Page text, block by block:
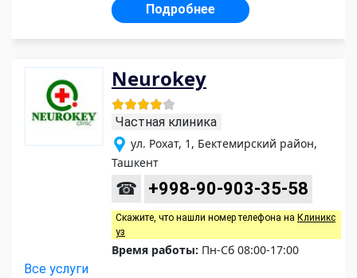
Подробнее
Neurokey
Частная клиника
ул. Рохат, 1, Бектемирский район,
Ташкент
☎ +998-90-903-35-58
Скажите, что нашли номер телефона на Клиникс
уз
Время работы: Пн-Сб 08:00-17:00
Все услуги